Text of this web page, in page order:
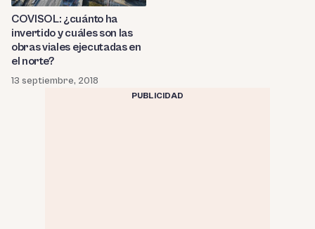
COVISOL: ¿cuánto ha
invertido y cuáles son las
obras viales ejecutadas en
el norte?
13 septiembre, 2018
PUBLICIDAD